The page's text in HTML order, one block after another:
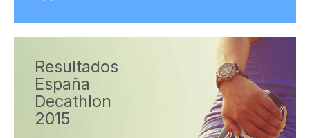
Resultados
España
Decathlon
2015